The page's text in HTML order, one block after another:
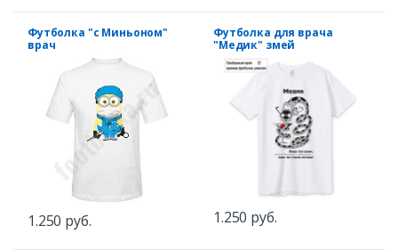
Футболка "с Миньоном"
врач
1.250 руб.
Футболка для врача
"Медик" змей
1.250 руб.